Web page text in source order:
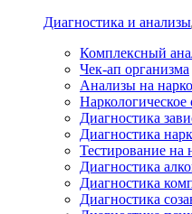
Диагностика и анализы
Комплексный
Чек-ап организма
Анализы на
Наркологическое
Диагностика
Диагностика
Тестирование на
Диагностика
Диагностика
Диагностика